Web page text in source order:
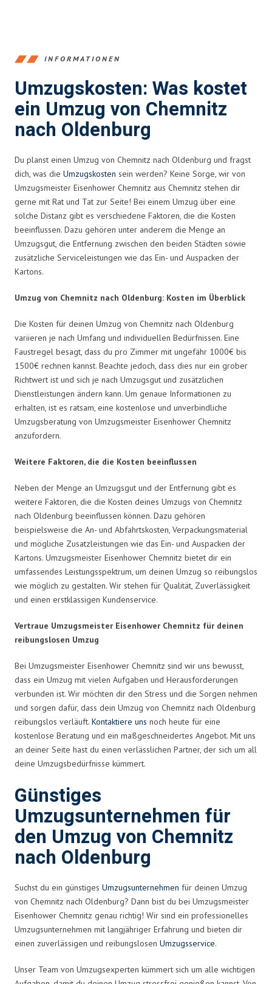
INFORMATIONEN
Umzugskosten: Was kostet
ein Umzug von Chemnitz
nach Oldenburg
Du planst einen Umzug von Chemnitz nach Oldenburg und fragst
dich, was die Umzugskosten sein werden? Keine Sorge, wir von
Umzugsmeister Eisenhower Chemnitz aus Chemnitz stehen dir
gerne mit Rat und Tat zur Seite! Bei einem Umzug über eine
solche Distanz gibt es verschiedene Faktoren, die die Kosten
beeinflussen. Dazu gehören unter anderem die Menge an
Umzugsgut, die Entfernung zwischen den beiden Städten sowie
zusätzliche Serviceleistungen wie das Ein- und Auspacken der
Kartons.
Umzug von Chemnitz nach Oldenburg: Kosten im Überblick
Die Kosten für deinen Umzug von Chemnitz nach Oldenburg
variieren je nach Umfang und individuellen Bedürfnissen. Eine
Faustregel besagt, dass du pro Zimmer mit ungefähr 1000€ bis
1500€ rechnen kannst. Beachte jedoch, dass dies nur ein grober
Richtwert ist und sich je nach Umzugsgut und zusätzlichen
Dienstleistungen ändern kann. Um genaue Informationen zu
erhalten, ist es ratsam, eine kostenlose und unverbindliche
Umzugsberatung von Umzugsmeister Eisenhower Chemnitz
anzufordern.
Weitere Faktoren, die die Kosten beeinflussen
Neben der Menge an Umzugsgut und der Entfernung gibt es
weitere Faktoren, die die Kosten deines Umzugs von Chemnitz
nach Oldenburg beeinflussen können. Dazu gehören
beispielsweise die An- und Abfahrtskosten, Verpackungsmaterial
und mögliche Zusatzleistungen wie das Ein- und Auspacken der
Kartons. Umzugsmeister Eisenhower Chemnitz bietet dir ein
umfassendes Leistungsspektrum, um deinen Umzug so reibungslos
wie möglich zu gestalten. Wir stehen für Qualität, Zuverlässigkeit
und einen erstklassigen Kundenservice.
Vertraue Umzugsmeister Eisenhower Chemnitz für deinen
reibungslosen Umzug
Bei Umzugsmeister Eisenhower Chemnitz sind wir uns bewusst,
dass ein Umzug mit vielen Aufgaben und Herausforderungen
verbunden ist. Wir möchten dir den Stress und die Sorgen nehmen
und sorgen dafür, dass dein Umzug von Chemnitz nach Oldenburg
reibungslos verläuft. Kontaktiere uns noch heute für eine
kostenlose Beratung und ein maßgeschneidertes Angebot. Mit uns
an deiner Seite hast du einen verlässlichen Partner, der sich um all
deine Umzugsbedürfnisse kümmert.
Günstiges
Umzugsunternehmen für
den Umzug von Chemnitz
nach Oldenburg
Suchst du ein günstiges Umzugsunternehmen für deinen Umzug
von Chemnitz nach Oldenburg? Dann bist du bei Umzugsmeister
Eisenhower Chemnitz genau richtig! Wir sind ein professionelles
Umzugsunternehmen mit langjähriger Erfahrung und bieten dir
einen zuverlässigen und reibungslosen Umzugsservice.
Unser Team von Umzugsexperten kümmert sich um alle wichtigen